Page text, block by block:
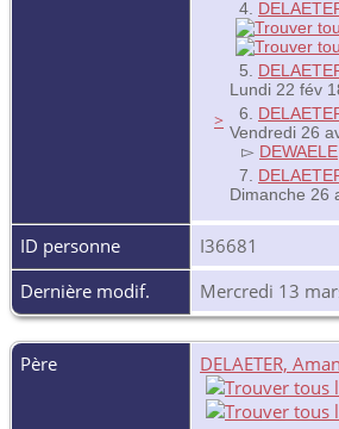
4.
5.
Lundi 22 fév
> 6.
Vendredi 26
▻
7.
Dimanche 26
ID personne I36681
Dernière modif.
Mercredi 13
Père DELAETER,